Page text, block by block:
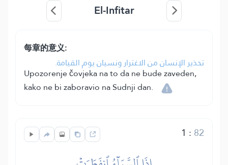
El-Infitar
每章的意义:
تحذير الإنسان من الاغترار ونسيان يوم القيامة.
Upozorenje čovjeka na to da ne bude zaveden,
kako ne bi zaboravio na Sudnji dan.
1 : 82